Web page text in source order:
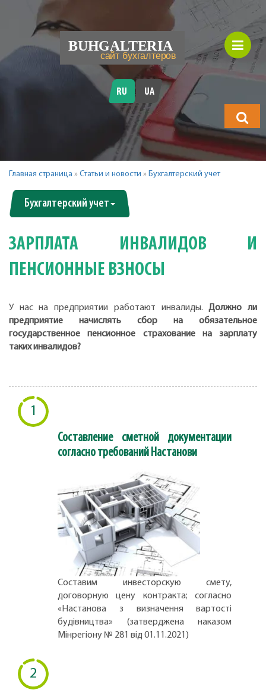
будете
искать?
RU UA
Главная страница » Статьи и новости » Бухгалтерский учет
Бухгалтерский учет
ЗАРПЛАТА ИНВАЛИДОВ И
ПЕНСИОННЫЕ ВЗНОСЫ
У нас на предприятии работают инвалиды.Должно ли
предприятие начислять сбор на обязательное
государственное пенсионное страхование на зарплату
таких инвалидов?
1
Составление сметной документации
согласно требований Настанови
Составим инвесторскую смету,
договорную цену контракта; согласно
«Настанова з визначення вартості
будівництва» (затверджена наказом
Мінрегіону № 281 від 01.11.2021)
2